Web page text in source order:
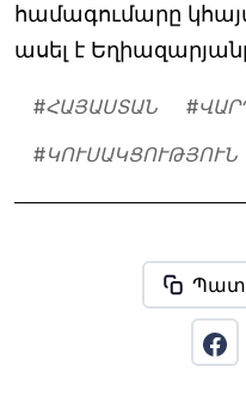
համագումարը
ասել է
#ՀԱՅԱՍՏԱՆ #
#ԿՈՒՍԱԿՑՈՒԹՅՈՒՆ